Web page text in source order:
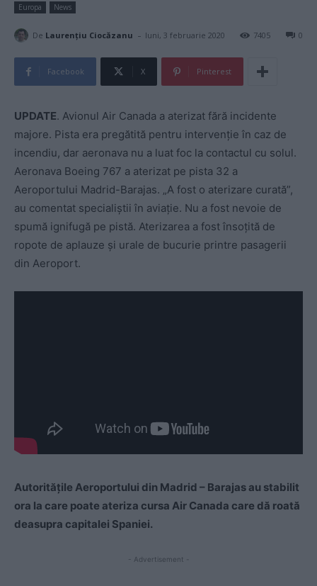
Europa News
De Laurențiu Ciocăzanu - luni, 3 februarie 2020 0
7405
Facebook X Pinterest
UPDATE. Avionul Air Canada a aterizat fără incidente
majore. Pista era pregătită pentru intervenţie în caz de
incendiu, dar aeronava nu a luat foc la contactul cu solul.
Aeronava Boeing 767 a aterizat pe pista 32 a
Aeroportului Madrid-Barajas. „A fost o aterizare curată”,
au comentat specialiştii în aviaţie. Nu a fost nevoie de
spumă ignifugă pe pistă. Aterizarea a fost însoţită de
ropote de aplauze şi urale de bucurie printre pasagerii
din Aeroport.
Autorităţile Aeroportului din Madrid – Barajas au stabilit
ora la care poate ateriza cursa Air Canada care dă roată
deasupra capitalei Spaniei.
- Advertisement -